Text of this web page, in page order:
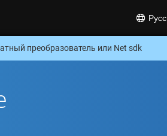
преобразователь или Net sdk